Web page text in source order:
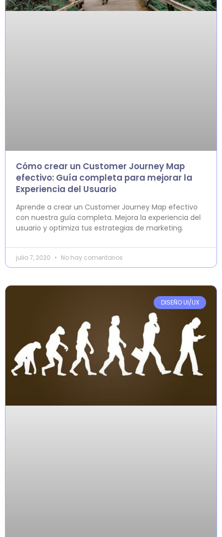
Cómo crear un Customer Journey Map
efectivo: Guía completa para mejorar la
Experiencia del Usuario
Aprende a crear un Customer Journey Map efectivo
con nuestra guía completa. Mejora la experiencia del
usuario y optimiza tus estrategias de marketing.
julio 7, 2020 No hay comentarios
DISEÑO UI/UX